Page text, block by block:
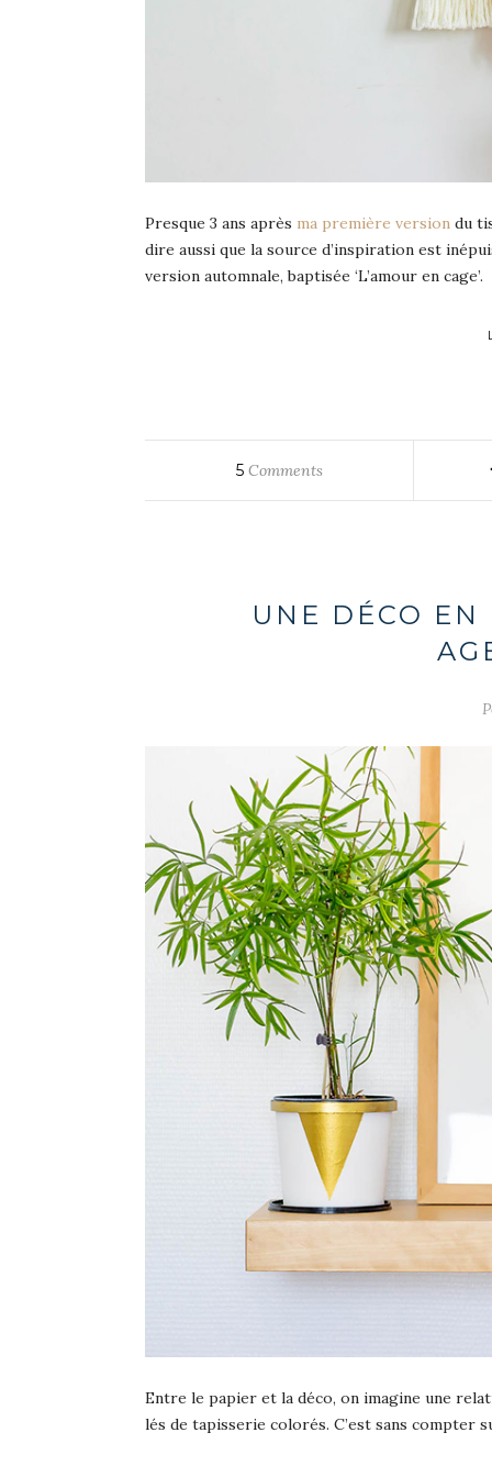
Presque 3 ans après ma première version du
dire aussi que la source d’inspiration est
version automnale, baptisée ‘L’amour en cage’.
5Comments
UNE DÉCO EN
Entre le papier et la déco, on imagine une
lés de tapisserie colorés. C’est sans compter